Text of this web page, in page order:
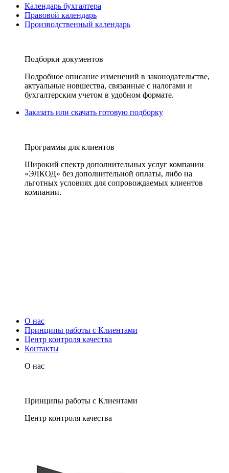
Календарь бухгалтера
Правовой календарь
Производственный календарь
Подборки документов
Подробное описание изменений в законодательстве,
актуальные новшества, связанные с налогами и
бухгалтерским учетом в удобном формате.
Заказать или скачать готовую подборку
Программы для клиентов
Широкий спектр дополнительных услуг компании
«ЭЛКОД» без дополнительной оплаты, либо на
льготных условиях для сопровождаемых клиентов
компании.
О нас
Принципы работы с Клиентами
Центр контроля качества
Контакты
О нас
Принципы работы с Клиентами
Центр контроля качества